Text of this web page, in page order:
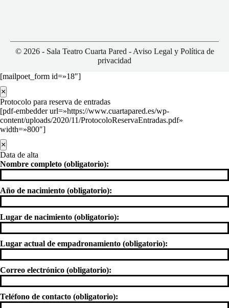
© 2026 - Sala Teatro Cuarta Pared - Aviso Legal y Política de
privacidad
[mailpoet_form id=»18″]
×
Protocolo para reserva de entradas
[pdf-embedder url=»https://www.cuartapared.es/wp-
content/uploads/2020/11/ProtocoloReservaEntradas.pdf»
width=»800″]
×
Data de alta
Nombre completo (obligatorio):
Año de nacimiento (obligatorio):
Lugar de nacimiento (obligatorio):
Lugar actual de empadronamiento (obligatorio):
Correo electrónico (obligatorio):
Teléfono de contacto (obligatorio):